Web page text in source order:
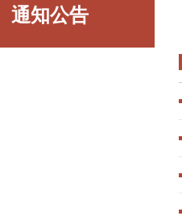
通知公告